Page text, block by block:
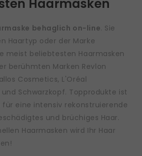
Haarmasken
behaglich on-line. Sie
Haartyp oder der Marke
meist beliebtesten Haarmasken
berühmten Marken Revlon
Cosmetics, L'Oréal
Schwarzkopf. Topprodukte ist
für eine intensiv rekonstruierende
und brüchiges Haar.
Haarmasken wird Ihr Haar